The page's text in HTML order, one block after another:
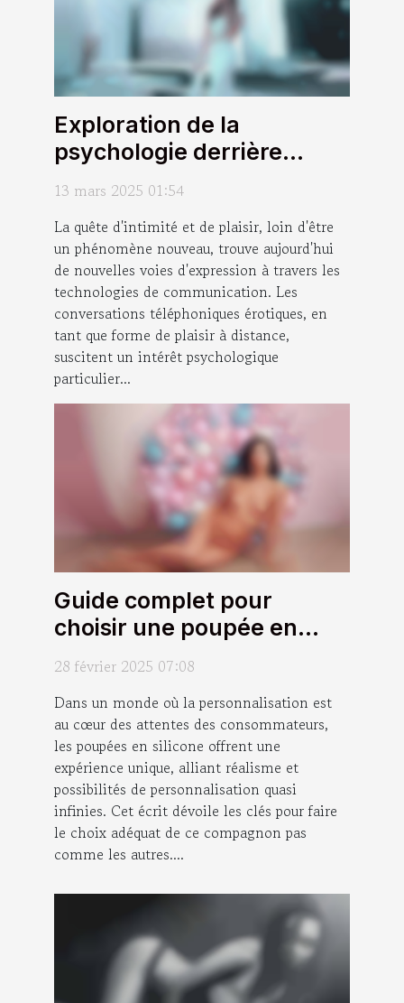
Exploration de la
psychologie derrière
l'attrait des conversations
13 mars 2025 01:54
La quête d'intimité et de plaisir, loin d'être
un phénomène nouveau, trouve aujourd'hui
de nouvelles voies d'expression à travers les
technologies de communication. Les
conversations téléphoniques érotiques, en
tant que forme de plaisir à distance,
suscitent un intérêt psychologique
particulier...
Guide complet pour
choisir une poupée en
silicone personnalisable
28 février 2025 07:08
Dans un monde où la personnalisation est
au cœur des attentes des consommateurs,
les poupées en silicone offrent une
expérience unique, alliant réalisme et
possibilités de personnalisation quasi
infinies. Cet écrit dévoile les clés pour faire
le choix adéquat de ce compagnon pas
comme les autres....